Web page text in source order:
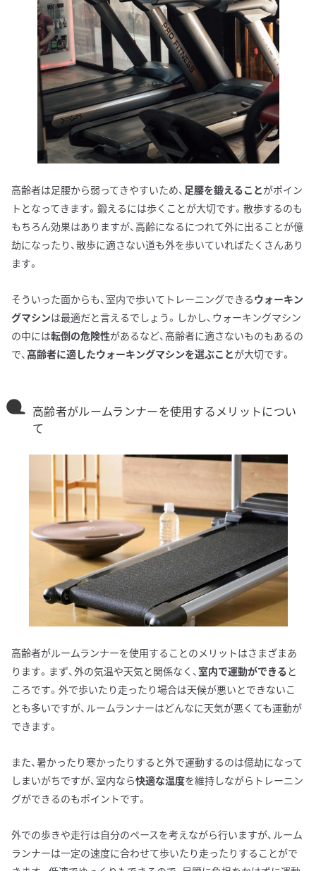
高齢者は足腰から弱ってきやすいため、 足腰を鍛えることがポイン
トとなってきます。鍛えるには歩くことが大切です。散歩するのも
もちろん効果はありますが、高齢になるにつれて外に出ることが億
劫になったり、散歩に適さない道も外を歩いていればたくさんあり
ます。
そういった面からも、室内で歩いてトレーニングできるウォーキン
グマシンは最適だと言えるでしょう。しかし、ウォーキングマシン
の中には転倒の危険性があるなど、高齢者に適さないものもあるの
で、 高齢者に適したウォーキングマシンを選ぶことが大切です。
高齢者がルームランナーを使用するメリットについ
て
高齢者がルームランナーを使用することのメリットはさまざまあ
ります。まず、外の気温や天気と関係なく、 室内で運動ができる と
ころです。外で歩いたり走ったり場合は天候が悪いとできないこ
とも多いですが、ルームランナーはどんなに天気が悪くても運動が
できます。
また、暑かったり寒かったりすると外で運動するのは億劫になって
しまいがちですが、室内なら快適な温度を維持しながらトレーニン
グができるのもポイントです。
外での歩きや走行は自分のペースを考えながら行いますが、ルーム
ランナーは一定の速度に合わせて歩いたり走ったりすることがで